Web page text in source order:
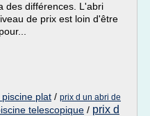
des différences. L'abri
de prix est loin d'être
plat / prix d un abri de
telescopique / prix d